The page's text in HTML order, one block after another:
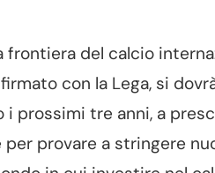
frontiera del calcio
con la Lega, si
i prossimi tre anni, a
per provare a stringere